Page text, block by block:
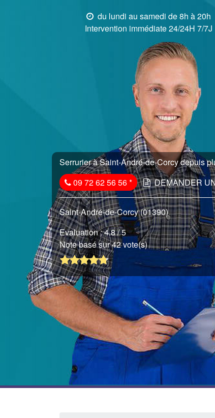
du lundi au samedi de 8h à 20h
Intervention immédiate 24/24H 7/7J
Serrurier à Saint-André-de-Corcy depuis
09 72 62 56 56* DEMANDER
Saint-André-de-Corcy (01390)
Evaluation :4.8/ 5
Note basé sur 42 vote(s)